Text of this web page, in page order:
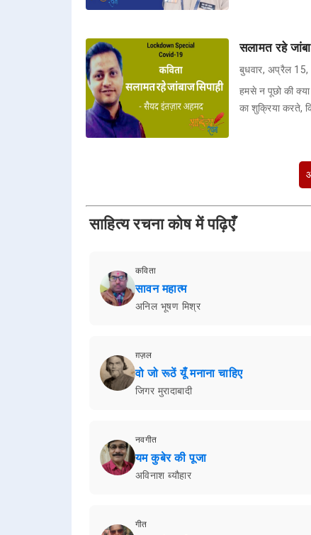
सलामत रहे
बुधवार, अप्रैल
हमसे न पूछो की
का शुक्रिया करते,
साहित्य रचना कोष में पढ़िएँ
कविता
सावन महात्म
अनिल भूषण मिश्र
ग़ज़ल
वो जो रूठें यूँ मनाना चाहिए
जिगर मुरादाबादी
नवगीत
यम कुबेर की पूजा
अविनाश ब्यौहार
गीत